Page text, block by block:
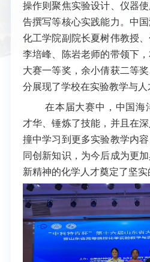
操作则聚焦实验设计、仪器
告撰写等核心实践能力。中
化工学院副院长夏树伟教授
李培峰、陈岩老师的带领下
大赛一等奖 ，余小倩获二等奖
分展现了学校在实验教学与人
在本届大赛中 ，中国海
才华、锤炼了技能， 并且在
撞中学习到更多实验教学内
同创新知识 ，为今后成为更
新精神的化学人才奠定了坚实